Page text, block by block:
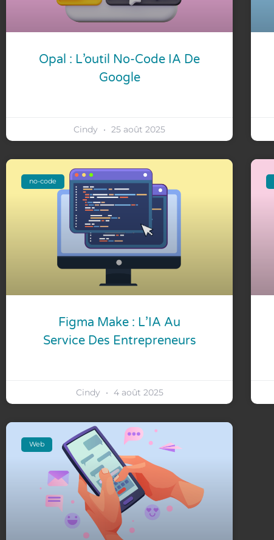
Opal : L’outil No-Code IA De
Google
Cindy 25 août 2025
no-code
Figma Make : L’IA Au
Service Des Entrepreneurs
Cindy 4 août 2025
Web